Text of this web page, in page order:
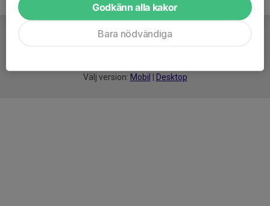
Välj version: Mobil Desktop
Godkänn alla kakor
Bara nödvändiga